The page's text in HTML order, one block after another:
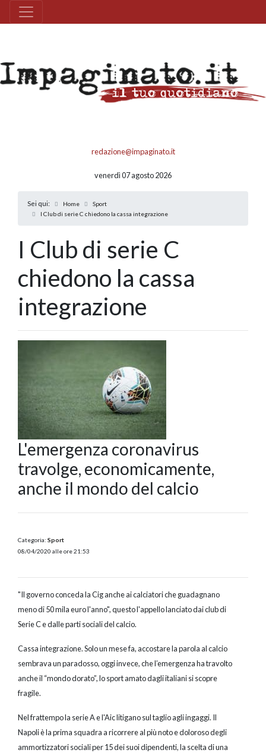
redazione@impaginato.it
venerdì 07 agosto 2026
Sei qui: Home
Sport
I Club di serie C chiedono la cassa integrazione
I Club di serie C
chiedono la cassa
integrazione
L'emergenza coronavirus
travolge, economicamente,
anche il mondo del calcio
Categoria: Sport
08/04/2020 alle ore 21:53
"Il governo conceda la Cig anche ai calciatori che guadagnano
meno di 50 mila euro l'anno", questo l'appello lanciato dai club di
Serie C e dalle parti sociali del calcio.
Cassa integrazione. Solo un mese fa, accostare la parola al calcio
sembrava un paradosso, oggi invece, che l’emergenza ha travolto
anche il “mondo dorato”, lo sport amato dagli italiani si scopre
fragile.
Nel frattempo la serie A e l'Aic litigano sul taglio agli ingaggi. Il
Napoli è la prima squadra a ricorrere al più noto e doloroso degli
ammortizzatori sociali per 15 dei suoi dipendenti, la scelta di una